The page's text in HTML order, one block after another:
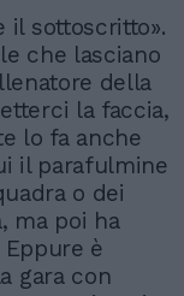
il sottoscritto».
che lasciano
della
la faccia,
lo fa anche
il parafulmine
o dei
ma poi ha
è
gara con